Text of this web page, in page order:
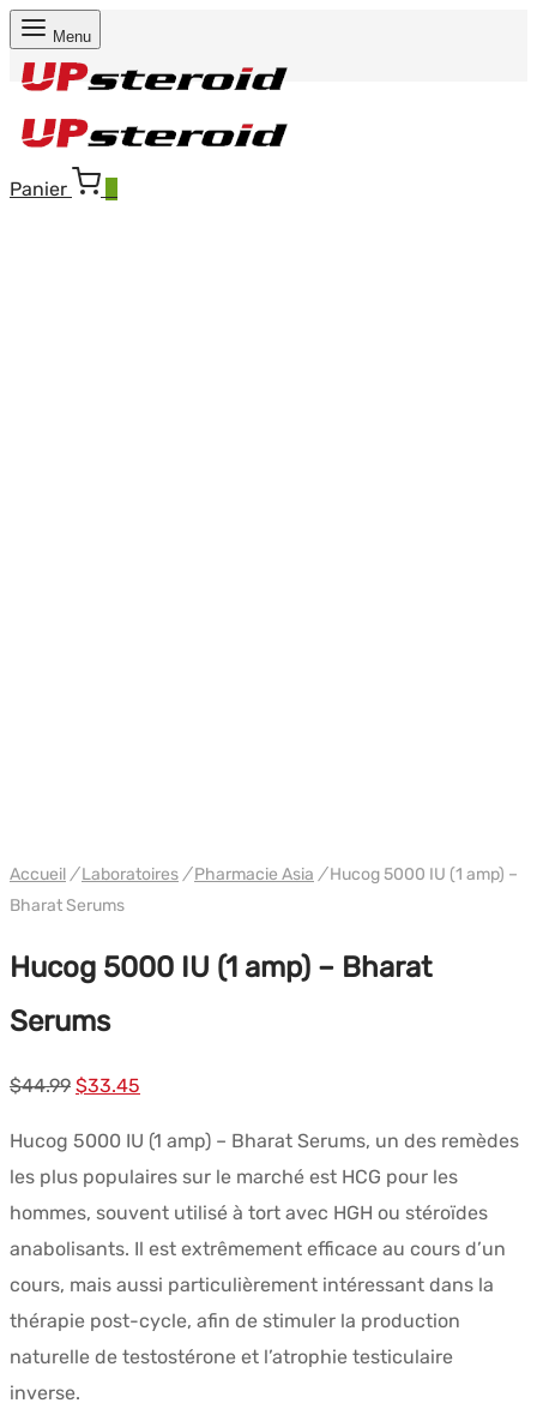
Menu
Panier
Accueil / Laboratoires / Pharmacie Asia /Hucog 5000 IU (1 amp) –
Bharat Serums
Hucog 5000 IU (1 amp) – Bharat
Serums
$44.99 Le
était :
$44.99.
$33.45
actuel
Hucog 5000 IU (1 amp) – Bharat Serums, un des remèdes
les plus populaires sur le marché est HCG pour les
hommes, souvent utilisé à tort avec HGH ou stéroïdes
anabolisants. Il est extrêmement efficace au cours d’un
cours, mais aussi particulièrement intéressant dans la
thérapie post-cycle, afin de stimuler la production
naturelle de testostérone et l’atrophie testiculaire
inverse.